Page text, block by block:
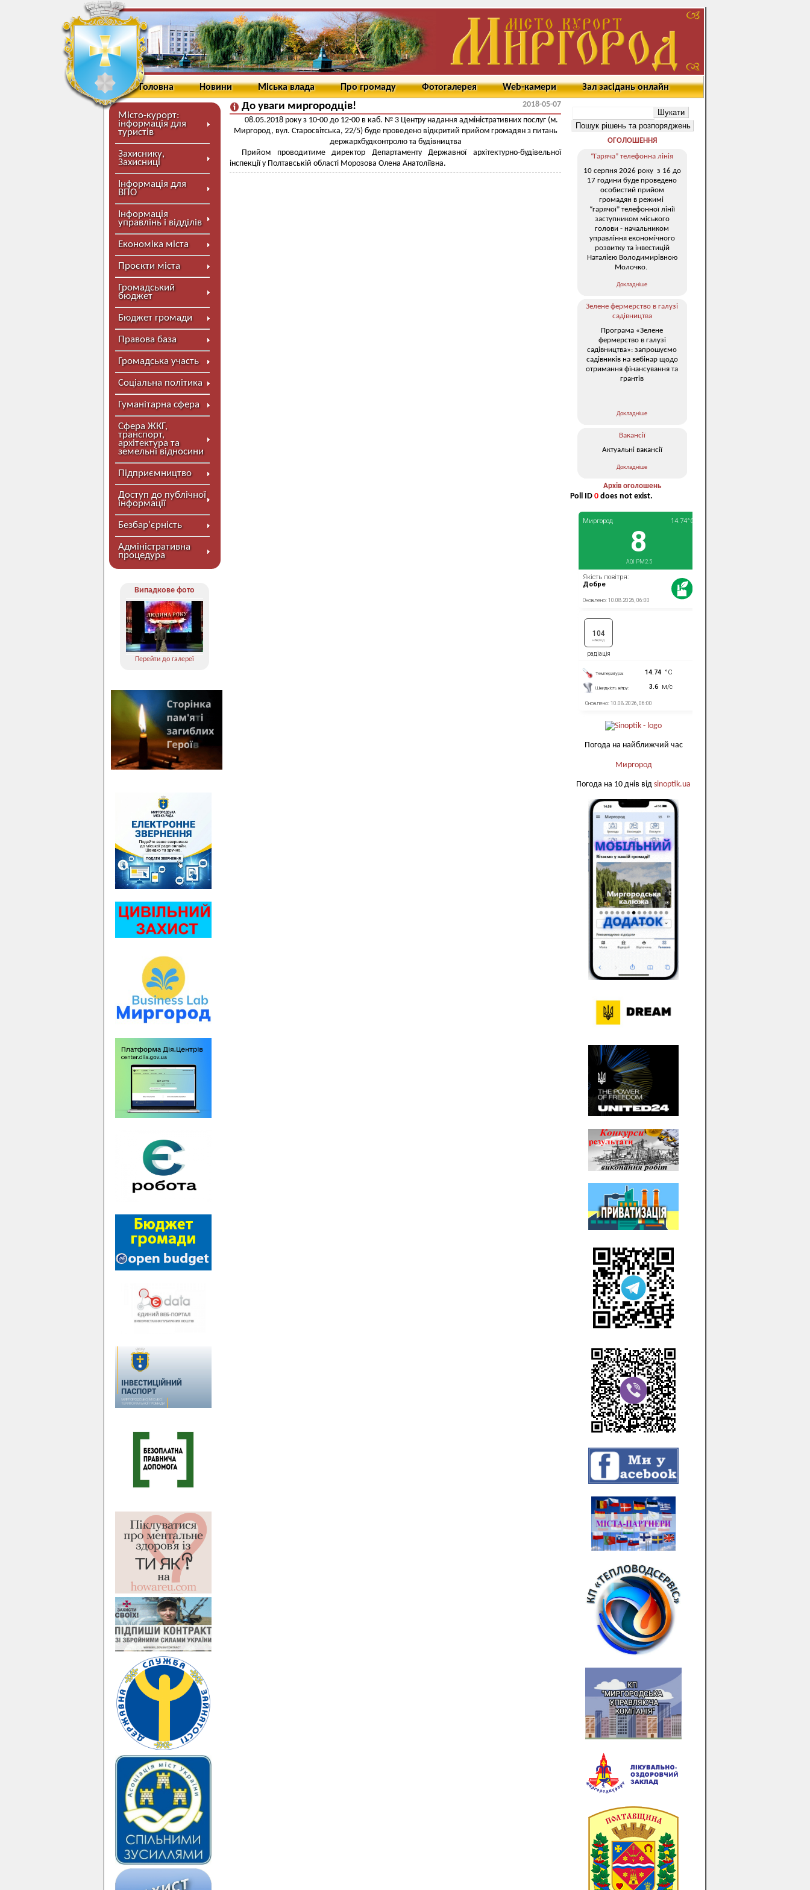
Головна Новини Міська влада Про громаду Фотогалерея Web-камери Зал засідань онлайн
Місто-курорт:
інформація для
туристів
Захиснику,
Захисниці
Інформація для
ВПО
Інформація
управлінь і відділів
Економіка міста
Проєкти міста
Громадський
бюджет
Бюджет громади
Правова база
Громадська участь
Соціальна політика
Гуманітарна сфера
Сфера ЖКГ,
транспорт,
архітектура та
земельні відносини
Підприємництво
Доступ до публічної
інформації
Безбар’єрність
Адміністративна
процедура
Випадкове фото
Перейти до галереї
До уваги миргородців!
2018-05-07
08.05.2018 року з 10-00 до 12-00 в каб. № 3 Центру надання адміністративних послуг (м.
Миргород, вул. Старосвітська, 22/5) буде проведено відкритий прийом громадян з питань
держархбудконтролю та будівництва
Прийом проводитиме директор Департаменту Державної архітектурно-будівельної
інспекції у Полтавській області Морозова Олена Анатоліївна.
ОГОЛОШЕННЯ
“Гаряча” телефонна лінія
10 серпня 2026 року з 16 до
17 години буде проведено
особистий прийом
громадян в режимі
“гарячої” телефонної лінії
заступником міського
голови - начальником
управління економічного
розвитку та інвестицій
Наталією Володимирівною
Молочко.
Докладніше
Зелене фермерство в галузі
садівництва
Програма «Зелене
фермерство в галузі
садівництва»: запрошуємо
садівників на вебінар щодо
отримання фінансування та
грантів
Докладніше
Вакансії
Актуальні вакансії
Докладніше
Архів оголошень
Poll ID 0 does not exist.
Погода на найближчий час
Миргород
Погода на 10 днів від sinoptik.ua